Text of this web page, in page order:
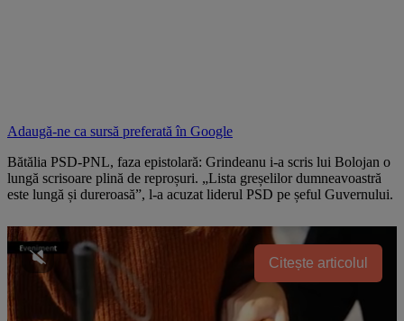
Adaugă-ne ca sursă preferată în Google
Bătălia PSD-PNL, faza epistolară: Grindeanu i-a scris lui Bolojan o
lungă scrisoare plină de reproșuri. „Lista greșelilor dumneavoastră
este lungă și dureroasă”, l-a acuzat liderul PSD pe șeful Guvernului.
Citește articolul